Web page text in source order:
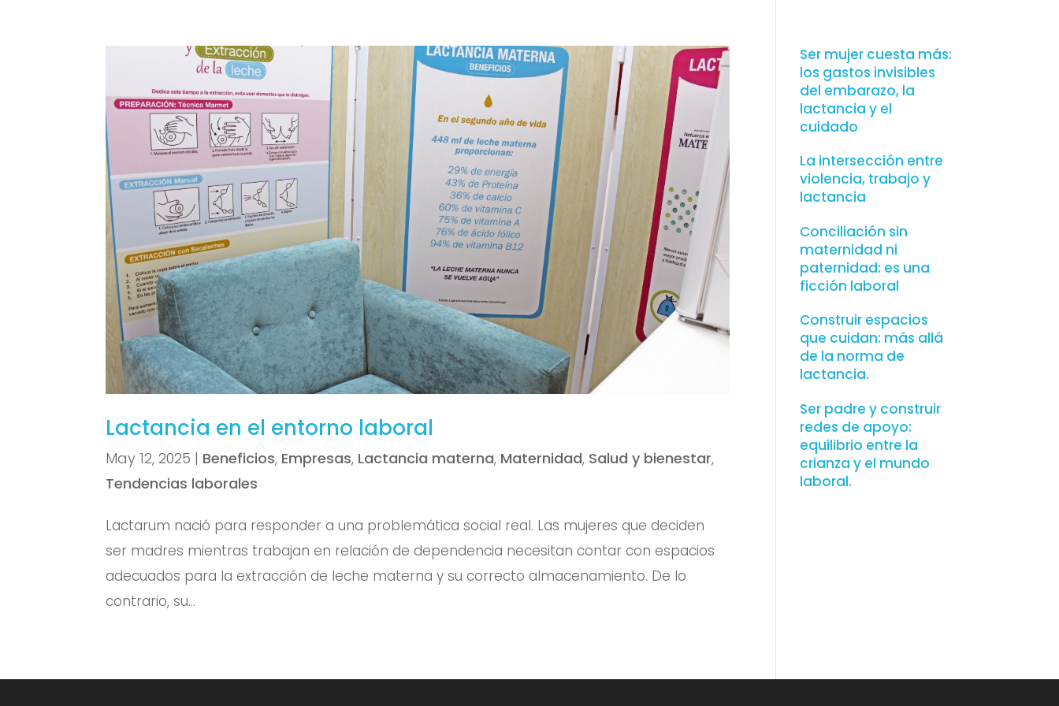
Lactancia en el entorno laboral
May 12, 2025 | Beneficios, Empresas, Lactancia materna, Maternidad, Salud y bienestar,
Tendencias laborales
Lactarum nació para responder a una problemática social real. Las mujeres que deciden
ser madres mientras trabajan en relación de dependencia necesitan contar con espacios
adecuados para la extracción de leche materna y su correcto almacenamiento. De lo
contrario, su...
Ser mujer cuesta más:
los gastos invisibles
del embarazo, la
lactancia y el
cuidado
La intersección entre
violencia, trabajo y
lactancia
Conciliación sin
maternidad ni
paternidad: es una
ficción laboral
Construir espacios
que cuidan: más allá
de la norma de
lactancia.
Ser padre y construir
redes de apoyo:
equilibrio entre la
crianza y el mundo
laboral.